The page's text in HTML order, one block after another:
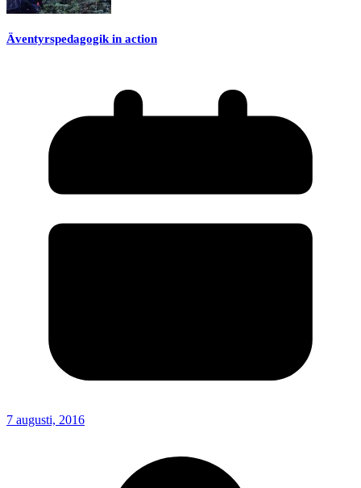
Äventyrspedagogik in action
7 augusti, 2016